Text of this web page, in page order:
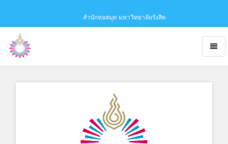
สำนักหอสมุด มหาวิทยาลัยรังสิต
go